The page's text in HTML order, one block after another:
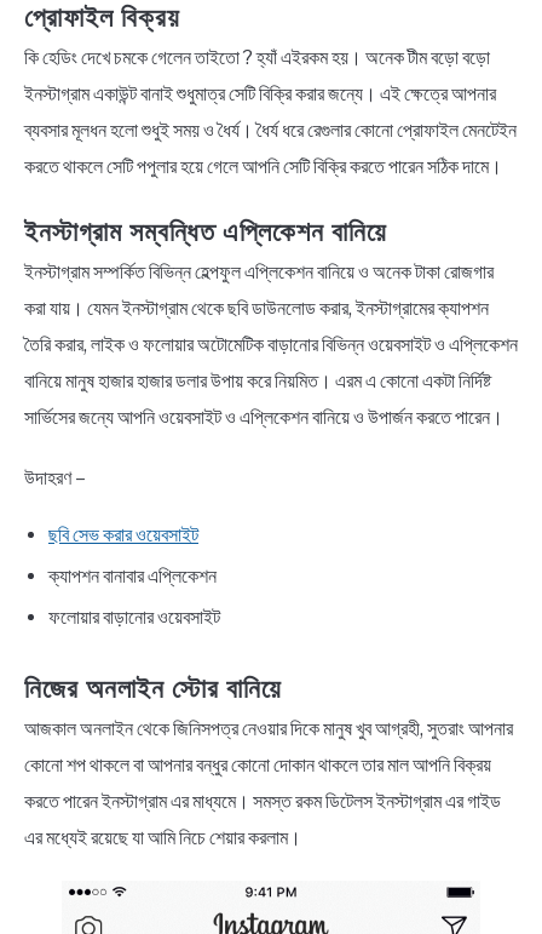
প্রোফাইল বিক্রয়
কি হেডিং দেখে চমকে গেলেন তাইতো ? হ্যাঁ এইরকম হয়। অনেক টীম বড়ো বড়ো
ইনস্টাগ্রাম একাউন্ট বানাই শুধুমাত্র সেটি বিক্রি করার জন্যে। এই ক্ষেত্রে আপনার
ব্যবসার মূলধন হলো শুধুই সময় ও ধৈর্য। ধৈর্য ধরে রেগুলার কোনো প্রোফাইল মেনটেইন
করতে থাকলে সেটি পপুলার হয়ে গেলে আপনি সেটি বিক্রি করতে পারেন সঠিক দামে।
ইনস্টাগ্রাম সম্বন্ধিত এপ্লিকেশন বানিয়ে
ইনস্টাগ্রাম সম্পর্কিত বিভিন্ন হেল্পফুল এপ্লিকেশন বানিয়ে ও অনেক টাকা রোজগার
করা যায়। যেমন ইনস্টাগ্রাম থেকে ছবি ডাউনলোড করার, ইনস্টাগ্রামের ক্যাপশন
তৈরি করার, লাইক ও ফলোয়ার অটোমেটিক বাড়ানোর বিভিন্ন ওয়েবসাইট ও এপ্লিকেশন
বানিয়ে মানুষ হাজার হাজার ডলার উপায় করে নিয়মিত। এরম এ কোনো একটা নির্দিষ্ট
সার্ভিসের জন্যে আপনি ওয়েবসাইট ও এপ্লিকেশন বানিয়ে ও উপার্জন করতে পারেন।
উদাহরণ –
ছবি সেভ করার ওয়েবসাইট
ক্যাপশন বানাবার এপ্লিকেশন
ফলোয়ার বাড়ানোর ওয়েবসাইট
নিজের অনলাইন স্টোর বানিয়ে
আজকাল অনলাইন থেকে জিনিসপত্র নেওয়ার দিকে মানুষ খুব আগ্রহী, সুতরাং আপনার
কোনো শপ থাকলে বা আপনার বন্ধুর কোনো দোকান থাকলে তার মাল আপনি বিক্রয়
করতে পারেন ইনস্টাগ্রাম এর মাধ্যমে। সমস্ত রকম ডিটেলস ইনস্টাগ্রাম এর গাইড
এর মধ্যেই রয়েছে যা আমি নিচে শেয়ার করলাম।